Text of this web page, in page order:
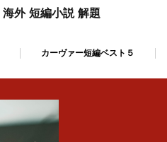
海外 短編小説 解題
カーヴァー短編ベスト５